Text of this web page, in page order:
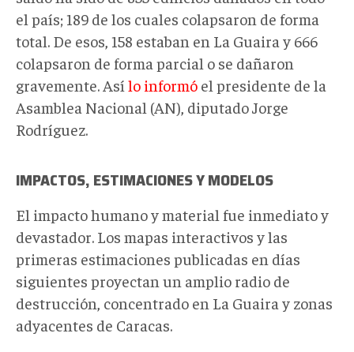
el país; 189 de los cuales colapsaron de forma
total. De esos, 158 estaban en La Guaira y 666
colapsaron de forma parcial o se dañaron
gravemente. Así lo informó el presidente de la
Asamblea Nacional (AN), diputado Jorge
Rodríguez.
IMPACTOS, ESTIMACIONES Y MODELOS
El impacto humano y material fue inmediato y
devastador. Los mapas interactivos y las
primeras estimaciones publicadas en días
siguientes proyectan un amplio radio de
destrucción, concentrado en La Guaira y zonas
adyacentes de Caracas.